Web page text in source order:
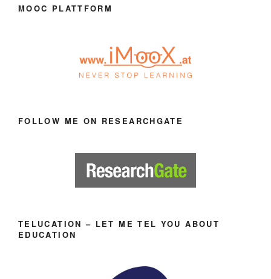
MOOC PLATTFORM
FOLLOW ME ON RESEARCHGATE
TELUCATION – LET ME TEL YOU ABOUT
EDUCATION